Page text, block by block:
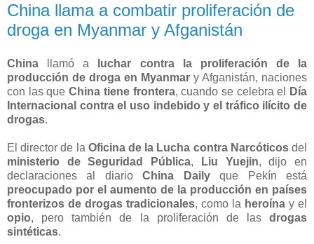
China llama a combatir proliferación de
droga en Myanmar y Afganistán
China llamó a
luchar contra la proliferación de la
producción de droga en Myanmar y Afganistán, naciones
con las queChina tiene frontera, cuando se celebra el
Día
Internacional contra el uso indebido y el tráfico ilícito de
drogas.
El director de la Oficina de la Lucha contra Narcóticosdel
ministerio de Seguridad Pública, Liu Yuejin, dijo en
declaraciones al diarioChina Dailyque Pekín está
preocupado por el aumento de la producción en países
fronterizos de drogas tradicionales, como la heroína y el
opio, pero también de la proliferación de las drogas
sintéticas.